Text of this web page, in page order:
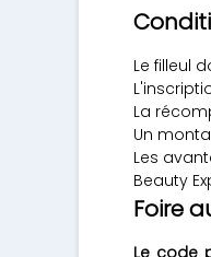
Le filleul
La
Un
Les
Beauty
Foire
Le code